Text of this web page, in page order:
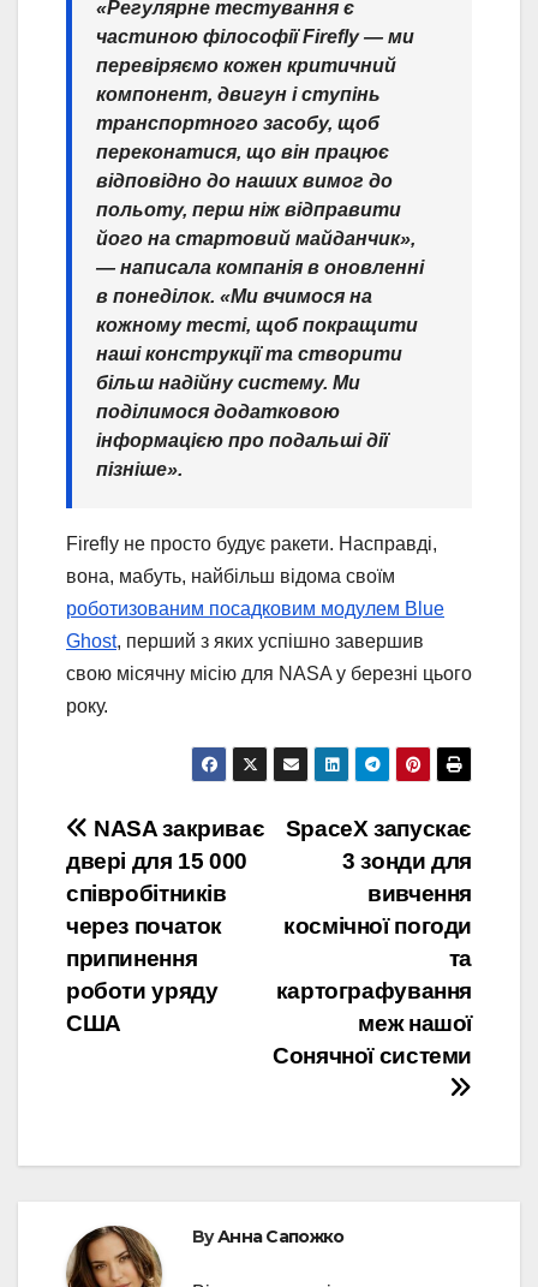
«Регулярне тестування є
частиною філософії Firefly — ми
перевіряємо кожен критичний
компонент, двигун і ступінь
транспортного засобу, щоб
переконатися, що він працює
відповідно до наших вимог до
польоту, перш ніж відправити
його на стартовий майданчик»,
— написала компанія в оновленні
в понеділок. «Ми вчимося на
кожному тесті, щоб покращити
наші конструкції та створити
більш надійну систему. Ми
поділимося додатковою
інформацією про подальші дії
пізніше».
Firefly не просто будує ракети. Насправді,
вона, мабуть, найбільш відома своїм
роботизованим посадковим модулем Blue
Ghost, перший з яких успішно завершив
свою місячну місію для NASA у березні цього
року.
Post
navigation
SpaceX запускає
3 зонди для
вивчення
космічної погоди
та
картографування
меж нашої
Сонячної системи
NASA закриває
двері для 15 000
співробітників
через початок
припинення
роботи уряду
США
ByАнна Сапожко